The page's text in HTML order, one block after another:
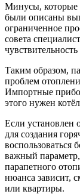
Минусы, которые
были описаны
ограниченное
совета
Таким образом,
проблем
Импортные
этого нужен
Если установлен
для создания
важный
парапетного
нюанса зависит,
или квартиры.